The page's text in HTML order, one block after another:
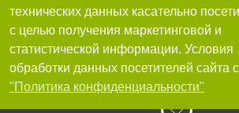
технических данных касательно
с целью получения маркетинговой и
статистической информации. Условия
обработки данных посетителей сайта
"Политика конфиденциальности"